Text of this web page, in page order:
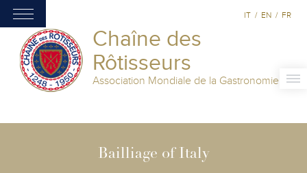
Chaîne des
Rôtisseurs
Association Mondiale de la Gastronomie
IT / EN / FR
Bailliage of Italy